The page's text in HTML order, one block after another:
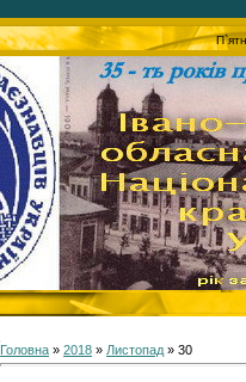
Головна » 2018 » Листопад » 30